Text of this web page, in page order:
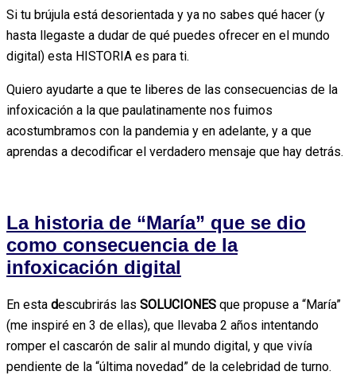
Si tu brújula está desorientada y ya no sabes qué hacer (y
hasta llegaste a dudar de qué puedes ofrecer en el mundo
digital) esta HISTORIA es para ti.
Quiero ayudarte a que te liberes de las consecuencias de la
infoxicación a la que paulatinamente nos fuimos
acostumbramos con la pandemia y en adelante, y a que
aprendas a decodificar el verdadero mensaje que hay detrás.
La historia de “María” que se dio
como consecuencia de la
infoxicación digital
En esta descubrirás las SOLUCIONES que propuse a “María”
(me inspiré en 3 de ellas), que llevaba 2 años intentando
romper el cascarón de salir al mundo digital, y que vivía
pendiente de la “última novedad” de la celebridad de turno.